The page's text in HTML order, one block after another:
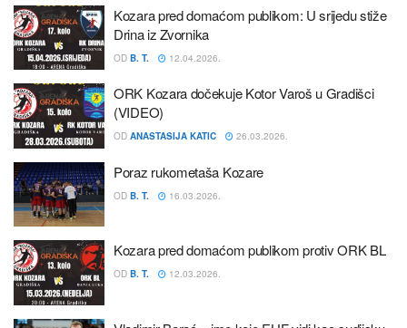
Kozara pred domaćom publikom: U srijedu stiže
Drina iz Zvornika
OD B. T. 12.04.2026.
ORK Kozara dočekuje Kotor Varoš u Gradišci
(VIDEO)
OD ANASTASIJA KATIC 26.03.2026.
Poraz rukometaša Kozare
OD B. T. 16.03.2026.
Kozara pred domaćom publikom protiv ORK BL
OD B. T. 12.03.2026.